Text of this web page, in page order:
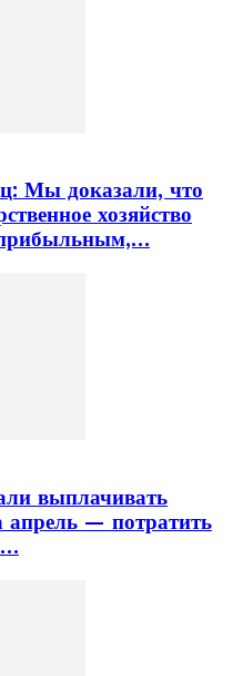
Мы доказали, что
хозяйство
выплачивать
апрель — потратить